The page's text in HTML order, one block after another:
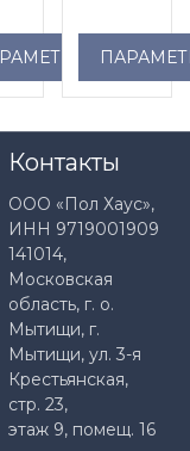
Контакты
ООО «Пол Хаус»,
ИНН 9719001909
141014,
Московская
область, г. о.
Мытищи, г.
Мытищи, ул. 3-я
Крестьянская,
стр. 23,
этаж 9, помещ. 16